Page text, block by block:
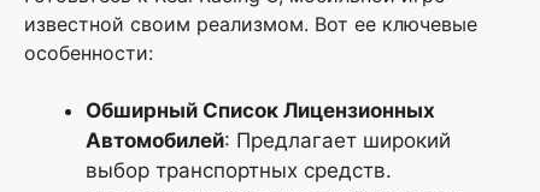
известной своим реализмом. Вот ее ключевые
особенности:
Обширный Список Лицензионных
Автомобилей: Предлагает широкий
выбор транспортных средств.